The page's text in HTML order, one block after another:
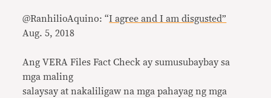
@RanhilioAquino: “I agree and I am disgusted”
Aug. 5, 2018
Ang VERA Files Fact Check ay sumusubaybay sa
mga maling
salaysay at nakaliligaw na mga pahayag ng mga